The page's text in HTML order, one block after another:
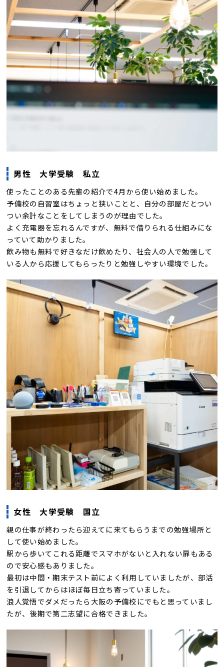
男性 大学受験 私立
使ったことのある先輩の紹介で4月から使い始めました。
予備校の自習室はちょっと狭いことと、自分の部屋だとつい
つい余計なことをしてしまうのが理由でした。
よく充電器を忘れるんですが、無料で借りられる仕組みにな
っていて助かりました。
飲み物も無料で好きなだけ飲めたり、社会人の人で勉強して
いる人から応援してもらったりと勉強しやすい環境でした。
女性 大学受験 国立
親の仕事が終わったら迎えてに来てもらうまでの勉強場所と
して使い始めました。
駅から歩いてこれる距離でスマホがないと入れない扉もある
ので安心感もありました。
最初は中間・期末テスト前によく利用していましたが、部活
を引退してからはほぼ毎日立ち寄っていました。
浪人覚悟でダメだったら大阪の予備校にでもと思っていまし
たが、後期で第二志望に合格できました。